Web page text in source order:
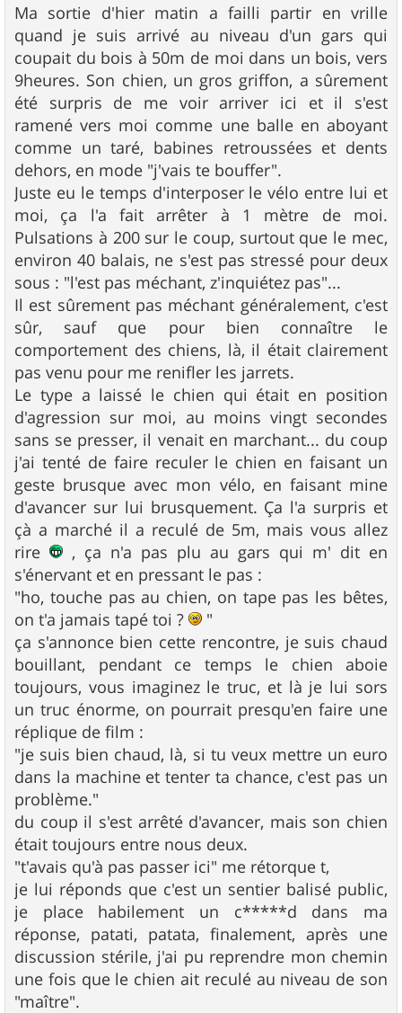
s
s
a
g
e
Ma sortie d'hier matin a failli partir en vrille
quand je suis arrivé au niveau d'un gars qui
coupait du bois à 50m de moi dans un bois, vers
9heures. Son chien, un gros griffon, a sûrement
été surpris de me voir arriver ici et il s'est
ramené vers moi comme une balle en aboyant
comme un taré, babines retroussées et dents
dehors, en mode "j'vais te bouffer".
Juste eu le temps d'interposer le vélo entre lui et
moi, ça l'a fait arrêter à 1 mètre de moi.
Pulsations à 200 sur le coup, surtout que le mec,
environ 40 balais, ne s'est pas stressé pour deux
sous : "l'est pas méchant, z'inquiétez pas"...
Il est sûrement pas méchant généralement, c'est
sûr, sauf que pour bien connaître le
comportement des chiens, là, il était clairement
pas venu pour me renifler les jarrets.
Le type a laissé le chien qui était en position
d'agression sur moi, au moins vingt secondes
sans se presser, il venait en marchant... du coup
j'ai tenté de faire reculer le chien en faisant un
geste brusque avec mon vélo, en faisant mine
d'avancer sur lui brusquement. Ça l'a surpris et
çà a marché il a reculé de 5m, mais vous allez
rire
, ça n'a pas plu au gars qui m' dit en
s'énervant et en pressant le pas :
"ho, touche pas au chien, on tape pas les bêtes,
on t'a jamais tapé toi ?
"
ça s'annonce bien cette rencontre, je suis chaud
bouillant, pendant ce temps le chien aboie
toujours, vous imaginez le truc, et là je lui sors
un truc énorme, on pourrait presqu'en faire une
réplique de film :
"je suis bien chaud, là, si tu veux mettre un euro
dans la machine et tenter ta chance, c'est pas un
problème."
du coup il s'est arrêté d'avancer, mais son chien
était toujours entre nous deux.
"t'avais qu'à pas passer ici" me rétorque t,
je lui réponds que c'est un sentier balisé public,
je place habilement un c*****d dans ma
réponse, patati, patata, finalement, après une
discussion stérile, j'ai pu reprendre mon chemin
une fois que le chien ait reculé au niveau de son
"maître".